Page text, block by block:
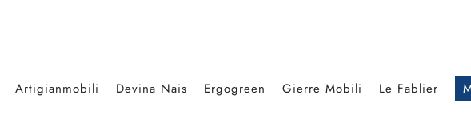
Artigianmobili Devina Nais Ergogreen Gierre Mobili Le Fablier